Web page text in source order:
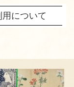
用について